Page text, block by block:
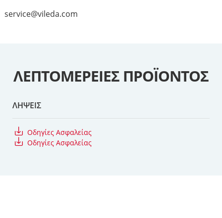
service@vileda.com
ΛΕΠΤΟΜΈΡΕΙΕΣ ΠΡΟΪΌΝΤΟΣ
ΛΉΨΕΙΣ
Oδηγίες Aσφαλείας
Oδηγίες Aσφαλείας